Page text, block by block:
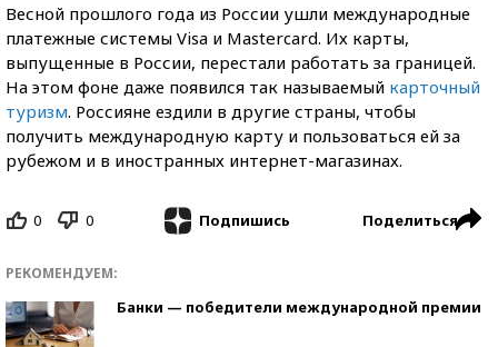
Весной прошлого года из России ушли международные
платежные системы Visa и Mastercard. Их карты,
выпущенные в России, перестали работать за границей.
На этом фоне даже появился так называемый карточный
туризм. Россияне ездили в другие страны, чтобы
получить международную карту и пользоваться ей за
рубежом и в иностранных интернет-магазинах.
0 0 Подпишись Поделиться
РЕКОМЕНДУЕМ:
Банки — победители международной премии